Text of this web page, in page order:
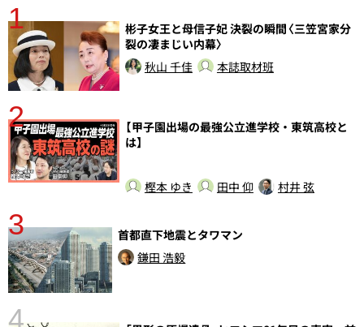
1
彬子女王と母信子妃 決裂の瞬間〈三笠宮家分
裂の凄まじい内幕〉
秋山 千佳
本誌取材班
2
【甲子園出場の最強公立進学校・東筑高校と
は】
樫本 ゆき 田中 仰 村井 弦
3
首都直下地震とタワマン
鎌田 浩毅
4